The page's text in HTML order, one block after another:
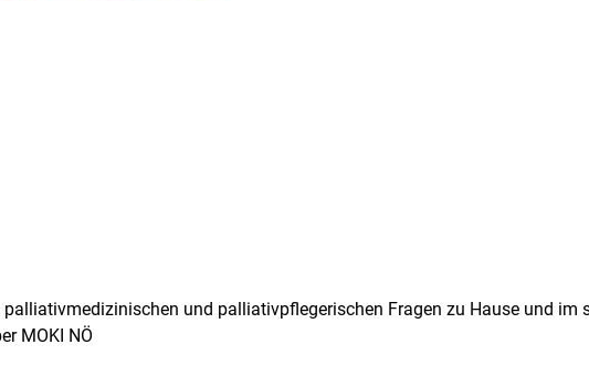
und palliativpflegerischen Fragen zu Hause und im
MOKI NÖ